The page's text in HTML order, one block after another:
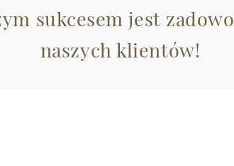
sukcesem jest
naszych klientów!